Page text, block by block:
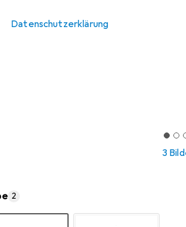
Datenschutzerklärung
3
2